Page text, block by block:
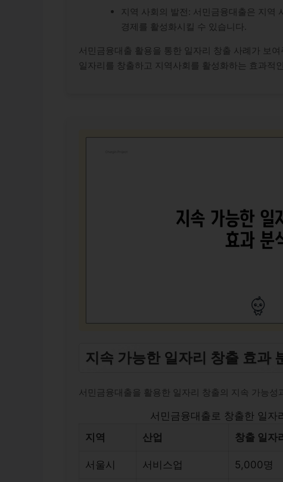
지역 사회의 발전: 서민금융대출은 지역
경제를 활성화시킬 수 있습니다.
서민금융대출 활용을 통한 일자리 창출 사례가 보
일자리를 창출하고 지역사회를 활성화하는 효과적
지속 가능한 일자리 창출 효과
서민금융대출을 활용한 일자리 창출의 지속 가능성
서민금융대출로 창출한 일
지역
산업 창출 일자
서울시 서비스업 5,000명